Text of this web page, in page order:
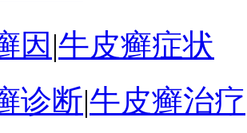
因 |牛皮癣症状
诊断|牛皮癣治疗